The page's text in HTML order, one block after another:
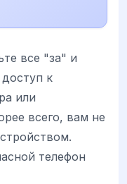
все "за" и
к
или
всего, вам не
телефон